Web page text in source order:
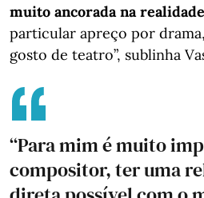
muito ancorada na
particular apreço por
gosto de teatro”, sublinha
“Para mim é muito
compositor, ter uma